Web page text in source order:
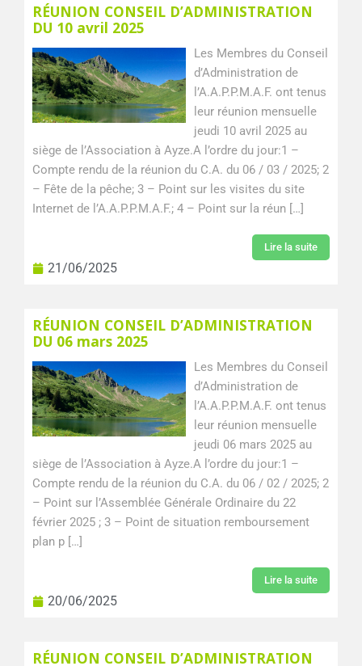
RÉUNION CONSEIL D’ADMINISTRATION
DU 10 avril 2025
Les Membres du Conseil
d’Administration de
l’A.A.P.P.M.A.F. ont tenus
leur réunion mensuelle
jeudi 10 avril 2025 au
siège de l’Association à Ayze.A l’ordre du jour:1 –
Compte rendu de la réunion du C.A. du 06 / 03 / 2025; 2
– Fête de la pêche; 3 – Point sur les visites du site
Internet de l’A.A.P.P.M.A.F.; 4 – Point sur la réun […]
Lire la suite
21/06/2025
RÉUNION CONSEIL D’ADMINISTRATION
DU 06 mars 2025
Les Membres du Conseil
d’Administration de
l’A.A.P.P.M.A.F. ont tenus
leur réunion mensuelle
jeudi 06 mars 2025 au
siège de l’Association à Ayze.A l’ordre du jour:1 –
Compte rendu de la réunion du C.A. du 06 / 02 / 2025; 2
– Point sur l’Assemblée Générale Ordinaire du 22
février 2025 ; 3 – Point de situation remboursement
plan p […]
Lire la suite
20/06/2025
RÉUNION CONSEIL D’ADMINISTRATION